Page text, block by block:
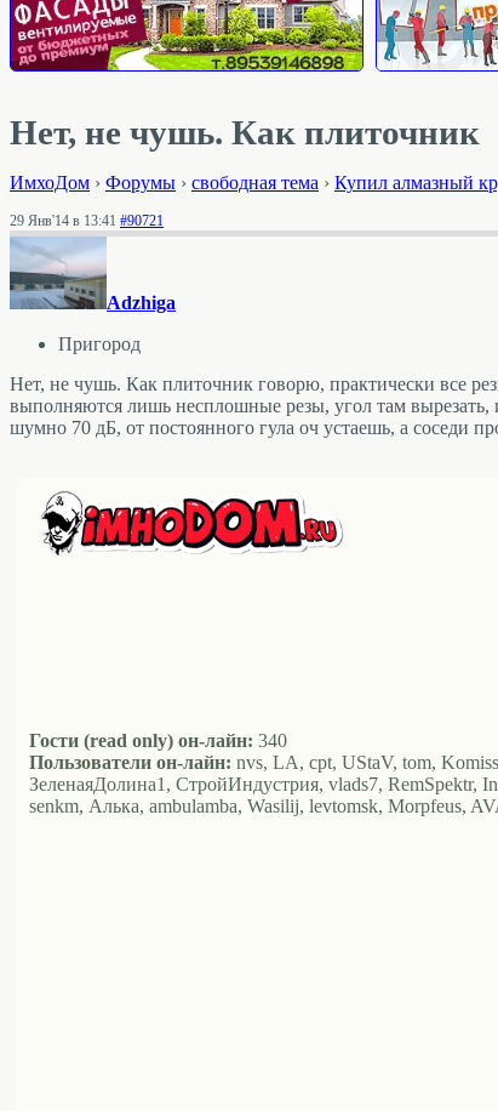
Нет, не чушь. Как плиточник
ИмхоДом › Форумы › свободная тема › Купил алмазный
29 Янв'14 в 13:41 #90721
Adzhiga
Пригород
Нет, не чушь. Как плиточник говорю, практически все
выполняются лишь несплошные резы, угол там вырезать,
шумно 70 дБ, от постоянного гула оч устаешь, а соседи
Гости (read only) он-лайн: 340
Пользователи он-лайн: nvs, LA, cpt, UStaV, tom,
ЗеленаяДолина1, СтройИндустрия, vlads7,
senkm, Алька, ambulamba, Wasilij, levtomsk, Morpfeus,